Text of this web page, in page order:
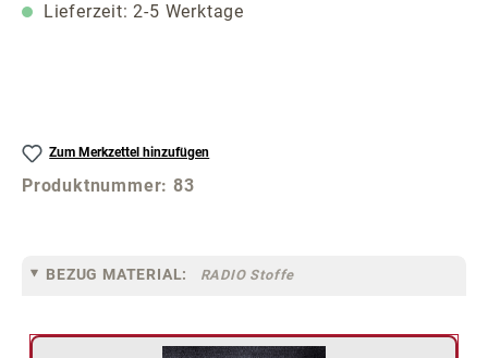
Lieferzeit: 2-5 Werktage
Zum Merkzettel hinzufügen
Produktnummer:83
BEZUG MATERIAL: RADIO Stoffe